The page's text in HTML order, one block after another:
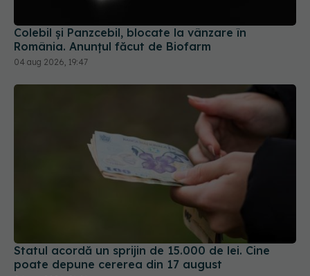
Statul acordă un sprijin de 15.000 de lei. Cine
poate depune cererea din 17 august